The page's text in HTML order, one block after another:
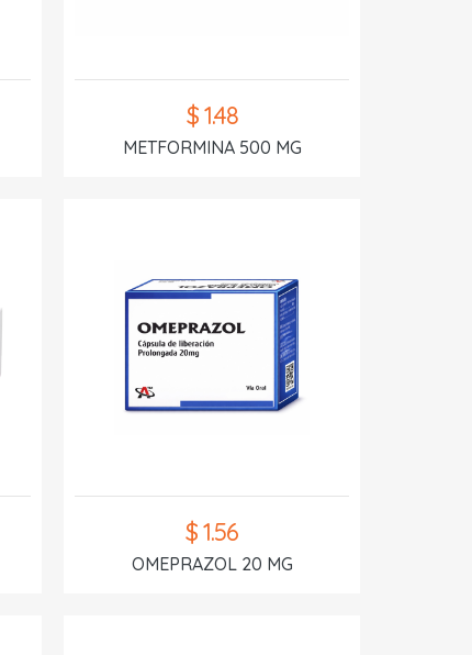
$ 1.48
METFORMINA 500 MG
$ 1.56
OMEPRAZOL 20 MG